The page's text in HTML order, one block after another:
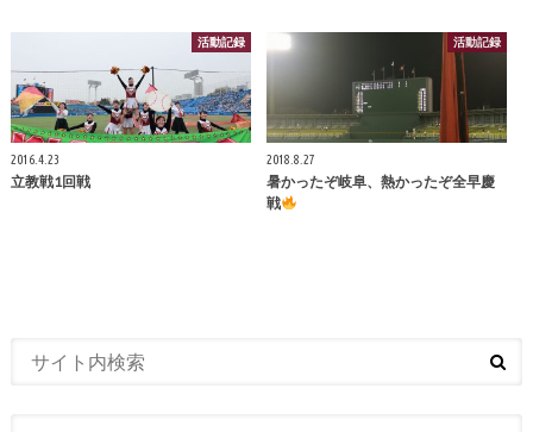
活動記録
2016.4.23
立教戦1回戦
活動記録
2018.8.27
暑かったぞ岐阜、熱かったぞ全早慶
戦